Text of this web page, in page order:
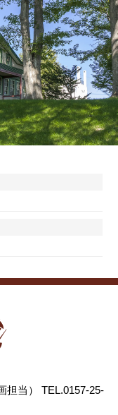
担当） TEL.0157-25-